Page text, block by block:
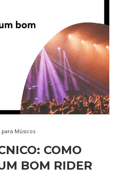
para Músicos
COMO
BOM RIDER